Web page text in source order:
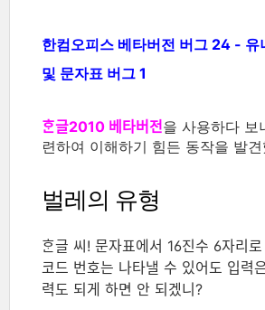
한컴오피스 베타버전 버그 24 - 유
및 문자표 버그 1
ᄒᆞᆫ글2010 베타버전을 사용하다 보
련하여 이해하기 힘든 동작을 발
벌레의 유형
ᄒᆞᆫ글 씨! 문자표에서 16진수 6자리
코드 번호는 나타낼 수 있어도 입력
력도 되게 하면 안 되겠니?